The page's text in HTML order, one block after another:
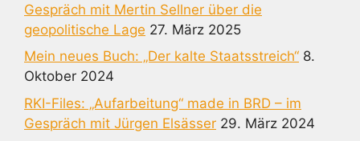
Gespräch mit Mertin Sellner über die
geopolitische Lage 27. März 2025
Mein neues Buch: „Der kalte Staatsstreich“ 8.
Oktober 2024
RKI-Files: „Aufarbeitung“ made in BRD – im
Gespräch mit Jürgen Elsässer 29. März 2024